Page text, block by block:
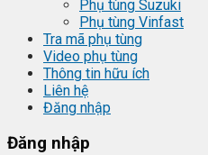
Phụ tùng Suzuki
Phụ tùng Vinfast
Tra mã phụ tùng
Video phụ tùng
Thông tin hữu ích
Liên hệ
Đăng nhập
Đăng nhập